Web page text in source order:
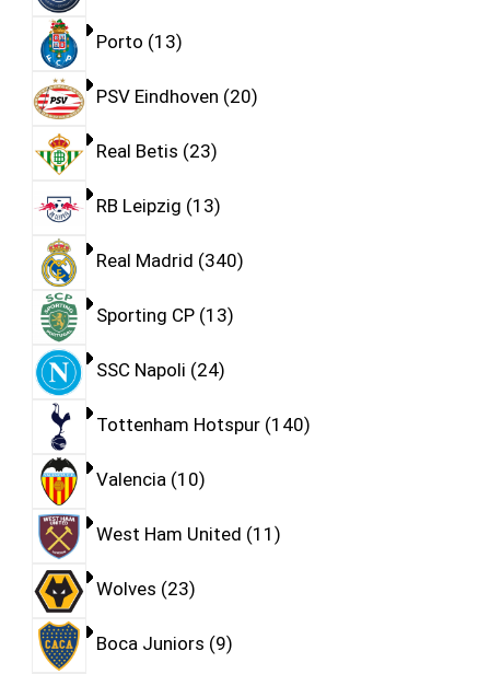
Porto 13
PSV Eindhoven 20
Real Betis 23
RB Leipzig 13
Real Madrid 340
Sporting CP 13
SSC Napoli 24
Tottenham Hotspur 140
Valencia 10
West Ham United 11
Wolves 23
Boca Juniors 9